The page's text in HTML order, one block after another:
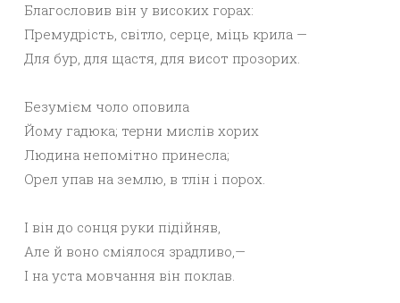
Благословив він у високих горах:
Премудрість, світло, серце, міць крила —
Для бур, для щастя, для висот прозорих.
Безумієм чоло оповила
Йому гадюка; терни мислів хорих
Людина непомітно принесла;
Орел упав на землю, в тлін і порох.
І він до сонця руки підійняв,
Але й воно сміялося зрадливо,—
І на уста мовчання він поклав.